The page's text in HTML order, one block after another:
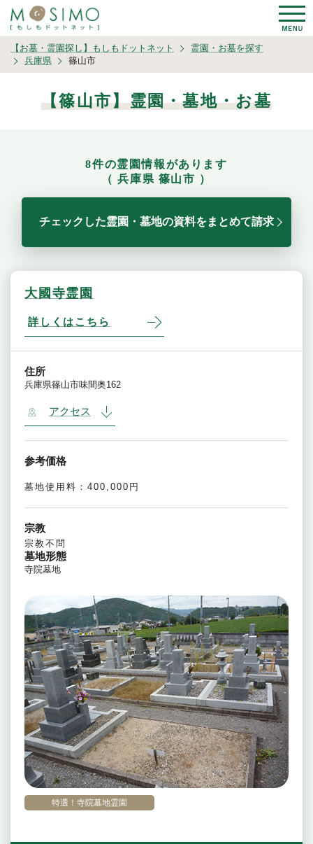
【お墓・霊園探し】もしもドットネット
霊園・お墓を探す
兵庫県
篠山市
【篠山市】霊園・墓地・お墓
8件の霊園情報があります
（ 兵庫県 篠山市 ）
チェックした霊園・墓地の資料をまとめて請求
大國寺霊園
詳しくはこちら
特選！寺院墓地霊園
住所
兵庫県篠山市味間奥162
アクセス
参考価格
墓地使用料：400,000円
宗教
宗教不問
墓地形態
寺院墓地